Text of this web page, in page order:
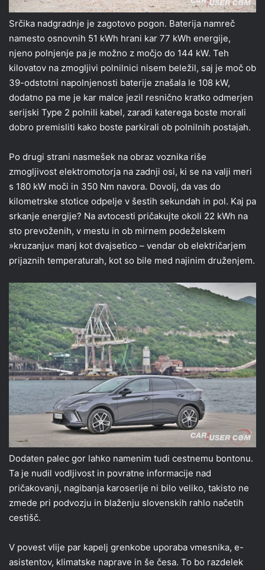
Srčika nadgradnje je zagotovo pogon. Baterija namreč
namesto osnovnih 51 kWh hrani kar 77 kWh energije,
njeno polnjenje pa je možno z močjo do 144 kW. Teh
kilovatov na zmogljivi polnilnici nisem beležil, saj je moč ob
39-odstotni napolnjenosti baterije znašala le 108 kW,
dodatno pa me je kar malce jezil resnično kratko odmerjen
serijski Type 2 polnili kabel, zaradi katerega boste morali
dobro premisliti kako boste parkirali ob polnilnih postajah.
Po drugi strani nasmešek na obraz voznika riše
zmogljivost elektromotorja na zadnji osi, ki se na valji meri
s 180 kW moči in 350 Nm navora. Dovolj, da vas do
kilometrske stotice odpelje v šestih sekundah in pol. Kaj pa
srkanje energije? Na avtocesti pričakujte okoli 22 kWh na
sto prevoženih, v mestu in ob mirnem podeželskem
»kruzanju« manj kot dvajsetico – vendar ob električarjem
prijaznih temperaturah, kot so bile med najinim druženjem.
Dodaten palec gor lahko namenim tudi cestnemu bontonu.
Ta je nudil vodljivost in povratne informacije nad
pričakovanji, nagibanja karoserije ni bilo veliko, takisto ne
zmede pri podvozju in blaženju slovenskih rahlo načetih
cestišč.
V povest vlije par kapelj grenkobe uporaba vmesnika, e-
asistentov, klimatske naprave in še česa. To bo razdelek